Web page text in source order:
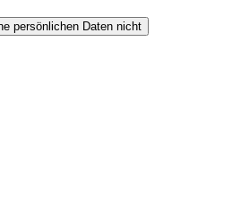
persönlichen Daten nicht